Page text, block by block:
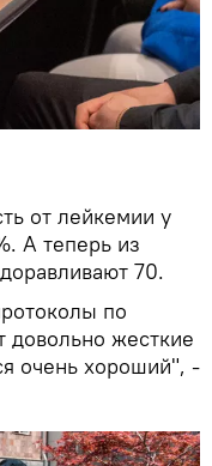
от лейкемии у
А теперь из
70.
по
жесткие
очень хороший", -